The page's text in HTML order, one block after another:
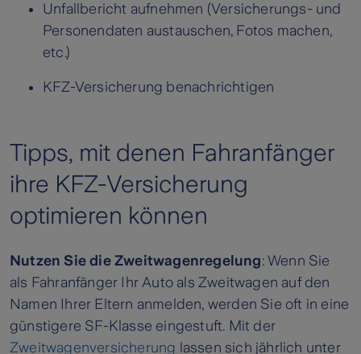
Unfallbericht aufnehmen (Versicherungs- und
Personendaten austauschen, Fotos machen,
etc.)
KFZ-Versicherung benachrichtigen
Tipps, mit denen Fahranfänger
ihre KFZ-Versicherung
optimieren können
Nutzen Sie die Zweitwagenregelung: Wenn Sie
als Fahranfänger Ihr Auto als Zweitwagen auf den
Namen Ihrer Eltern anmelden, werden Sie oft in eine
günstigere SF-Klasse eingestuft. Mit der
Zweitwagenversicherung lassen sich jährlich unter